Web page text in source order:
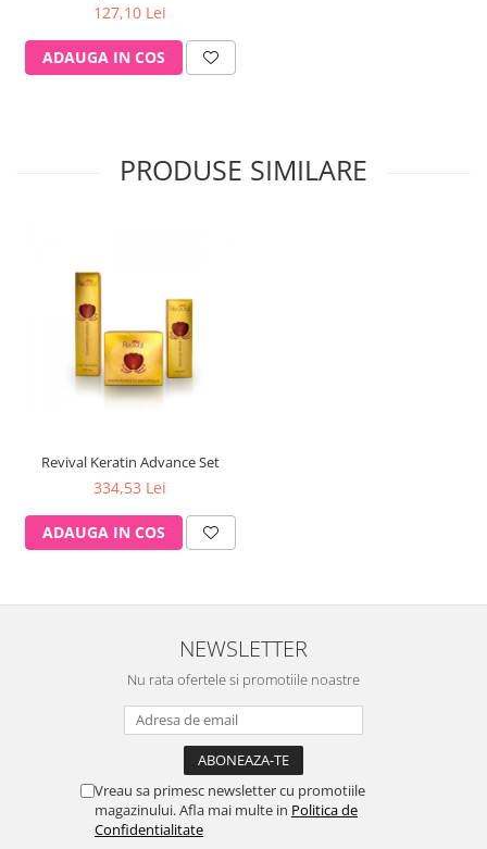
127,10 Lei
ADAUGA IN COS
PRODUSE SIMILARE
Revival Keratin Advance Set
334,53 Lei
ADAUGA IN COS
NEWSLETTER
Nu rata ofertele si promotiile noastre
Vreau sa primesc newsletter cu promotiile
magazinului. Afla mai multe in Politica de
Confidentialitate